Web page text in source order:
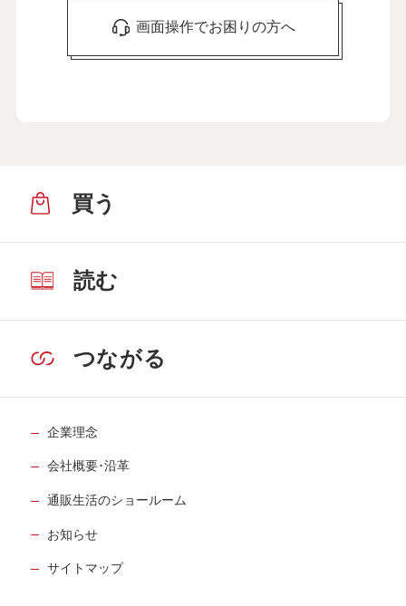
画面操作でお困りの方へ
買う
読む
つながる
企業理念
会社概要･沿革
通販生活のショールーム
お知らせ
サイトマップ